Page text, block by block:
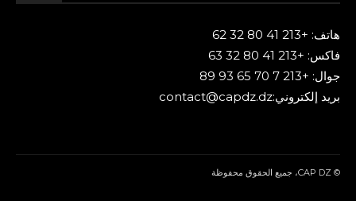
هاتف: +213 41 80 32 62
فاكس: +213 41 80 32 63
جوال: +213 7 70 65 93 89
بريد إلكتروني:contact@capdz.dz
© CAP DZ، جميع الحقوق محفوظة